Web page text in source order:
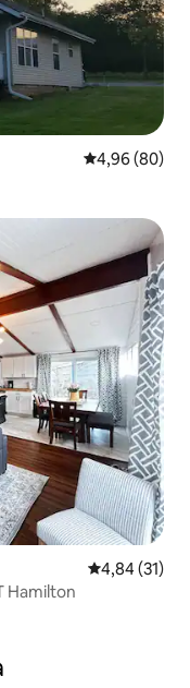
4,96 av 5 i
4,96 (80)
4,84 av 5 i
4,84 (31)
Hamilton